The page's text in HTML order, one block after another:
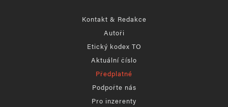
Kontakt & Redakce
Autoři
Etický kodex TO
Aktuální číslo
Předplatné
Podpořte nás
Pro inzerenty